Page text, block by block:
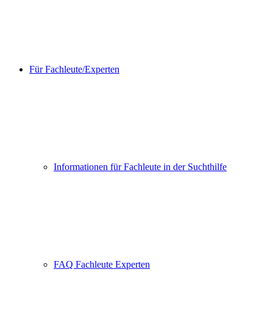
Für Fachleute/Experten
Informationen für Fachleute in der Suchthilfe
FAQ Fachleute Experten